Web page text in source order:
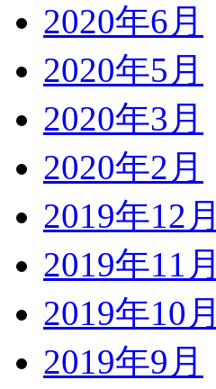
2020年6月
2020年5月
2020年3月
2020年2月
2019年12月
2019年11月
2019年10月
2019年9月